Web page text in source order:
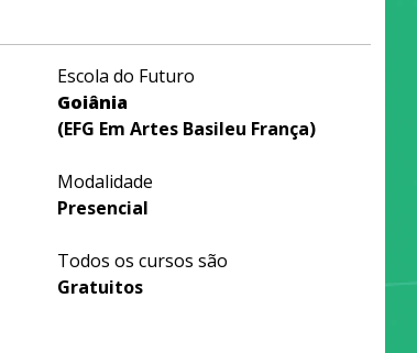
Escola do Futuro
Goiânia
(EFG Em Artes Basileu França)
Modalidade
Presencial
Todos os cursos são
Gratuitos